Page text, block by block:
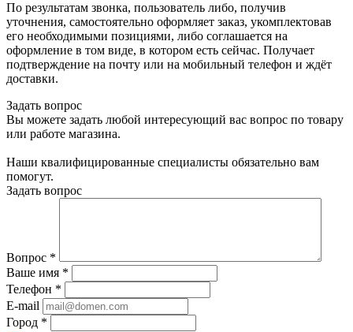
По результатам звонка, пользователь либо, получив
уточнения, самостоятельно оформляет заказ, укомплектовав
его необходимыми позициями, либо соглашается на
оформление в том виде, в котором есть сейчас. Получает
подтверждение на почту или на мобильный телефон и ждёт
доставки.
Задать вопрос
Вы можете задать любой интересующий вас вопрос по товару
или работе магазина.
Наши квалифицированные специалисты обязательно вам
помогут.
Задать вопрос
Вопрос *
Ваше имя *
Телефон *
E-mail
Город *